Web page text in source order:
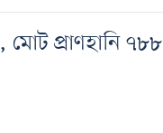
প্রাণহানি ৭৮৮